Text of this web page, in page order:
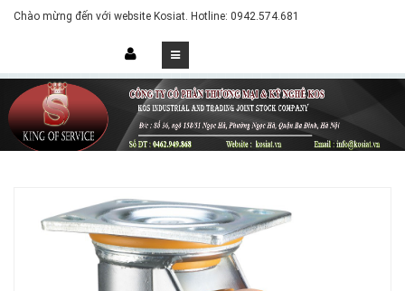
Chào mừng đến với website Kosiat. Hotline: 0942.574.681